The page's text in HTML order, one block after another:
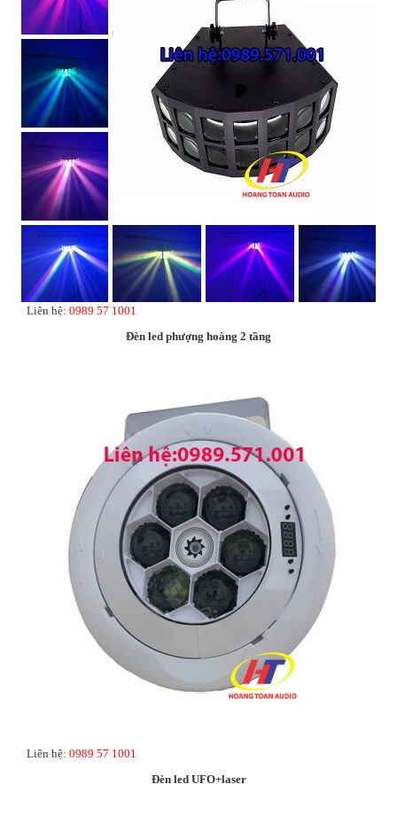
Liên hệ: 0989 57 1001
Đèn led phượng hoàng 2 tầng
Liên hệ: 0989 57 1001
Đèn led UFO+laser